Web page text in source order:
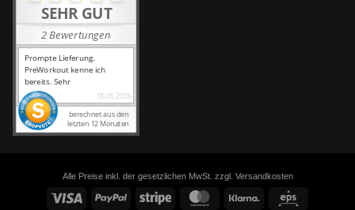
Alle Preise inkl. der gesetzlichen MwSt. zzgl. Versandkosten
Visa PayPal Stripe MasterCard Klarna